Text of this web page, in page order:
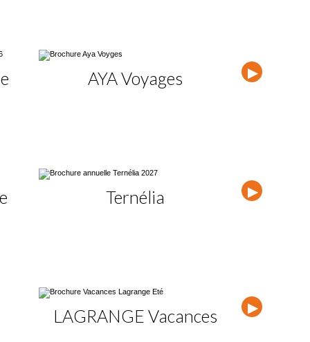
AYA Voyages
Ternélia
LAGRANGE Vacances